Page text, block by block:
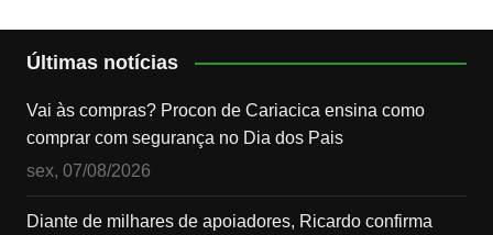
Últimas notícias
Vai às compras? Procon de Cariacica ensina como
comprar com segurança no Dia dos Pais
sex, 07/08/2026
Diante de milhares de apoiadores, Ricardo confirma